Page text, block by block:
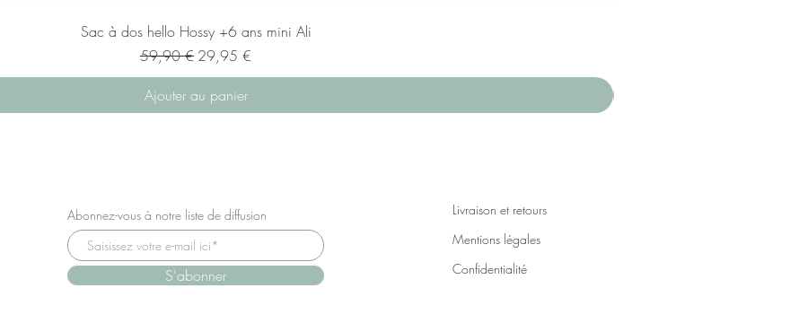
Sac à dos hello Hossy +6 ans mini Ali
Prix original
59,90 € Prix promotionnel
29,95 €
Ajouter au panier
Abonnez-vous à notre liste de diffusion
S'abonner
Livraison et retours
Mentions légales
Confidentialité